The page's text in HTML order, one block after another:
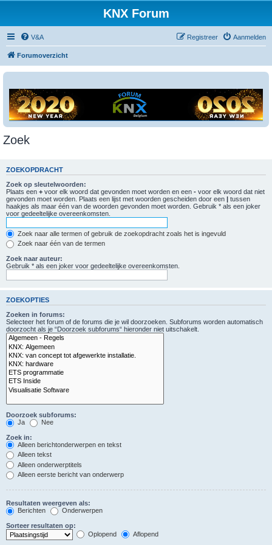
KNX Forum
V&A Aanmelden
Registreer
Forumoverzicht
Zoek
ZOEKOPDRACHT
Zoek op sleutelwoorden:
Plaats een + voor elk woord dat gevonden moet worden en een - voor elk woord dat niet
gevonden moet worden. Plaats een lijst met woorden gescheiden door een | tussen
haakjes als maar één van de woorden gevonden moet worden. Gebruik * als een joker
voor gedeeltelijke overeenkomsten.
Zoek naar alle termen of gebruik de zoekopdracht zoals het is ingevuld
Zoek naar één van de termen
Zoek naar auteur:
Gebruik * als een joker voor gedeeltelijke overeenkomsten.
ZOEKOPTIES
Zoeken in forums:
Selecteer het forum of de forums die je wil doorzoeken. Subforums worden automatisch
doorzocht als je “Doorzoek subforums“ hieronder niet uitschakelt.
Doorzoek subforums:
Ja
Nee
Zoek in:
Alleen berichtonderwerpen en tekst
Alleen tekst
Alleen onderwerptitels
Alleen eerste bericht van onderwerp
Resultaten weergeven als:
Berichten
Onderwerpen
Sorteer resultaten op:
Oplopend
Aflopend